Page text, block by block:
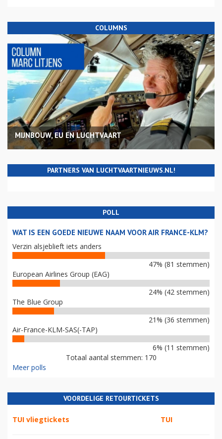
COLUMNS
MIJNBOUW, EU EN LUCHTVAART
PARTNERS VAN LUCHTVAARTNIEUWS.NL!
POLL
WAT IS EEN GOEDE NIEUWE NAAM VOOR AIR FRANCE-KLM?
Verzin alsjeblieft iets anders
47% (81 stemmen)
European Airlines Group (EAG)
24% (42 stemmen)
The Blue Group
21% (36 stemmen)
Air-France-KLM-SAS(-TAP)
6% (11 stemmen)
Totaal aantal stemmen: 170
Meer polls
VOORDELIGE RETOURTICKETS
TUI vliegtickets TUI